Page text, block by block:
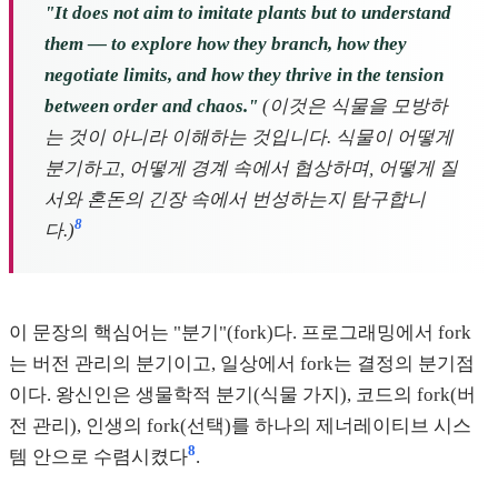
"It does not aim to imitate plants but to understand
them — to explore how they branch, how they
negotiate limits, and how they thrive in the tension
between order and chaos." (이것은 식물을 모방하
는 것이 아니라 이해하는 것입니다. 식물이 어떻게
분기하고, 어떻게 경계 속에서 협상하며, 어떻게 질
서와 혼돈의 긴장 속에서 번성하는지 탐구합니
다.)8
이 문장의 핵심어는 "분기"(fork)다. 프로그래밍에서 fork
는 버전 관리의 분기이고, 일상에서 fork는 결정의 분기점
이다. 왕신인은 생물학적 분기(식물 가지), 코드의 fork(버
전 관리), 인생의 fork(선택)를 하나의 제너레이티브 시스
템 안으로 수렴시켰다8.